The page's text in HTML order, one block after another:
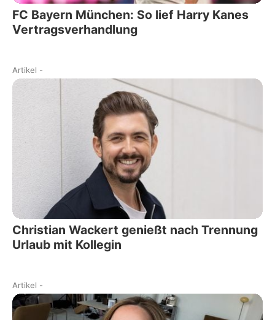
FC Bayern München: So lief Harry Kanes
Vertragsverhandlung
Artikel -
Christian Wackert genießt nach Trennung
Urlaub mit Kollegin
Artikel -